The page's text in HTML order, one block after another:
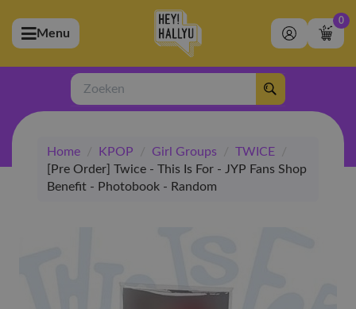
(Artiesten)
(Merchandise)
(Exclusive)
(Winkel)
Menu
0
Zoeken
Home / KPOP / Girl Groups / TWICE
/
[Pre Order] Twice - This Is For - JYP Fans Shop
Benefit - Photobook - Random